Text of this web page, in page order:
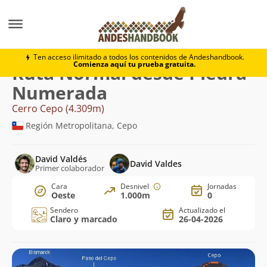
Ten acceso ilimitado a todos los contenidos de Andeshandbook.
Comienza aquí tu prueba gratuita.
Cerro Cepo Normal desde Piedra
Ruta Normal desde Piedra
Numerada
Cerro Cepo (4.309m)
Región Metropolitana, Cepo
David Valdés
Primer colaborador David Valdes
Cara
Oeste
Desnivel
1.000m
Jornadas
0
Sendero
Claro y marcado
Actualizado el
26-04-2026